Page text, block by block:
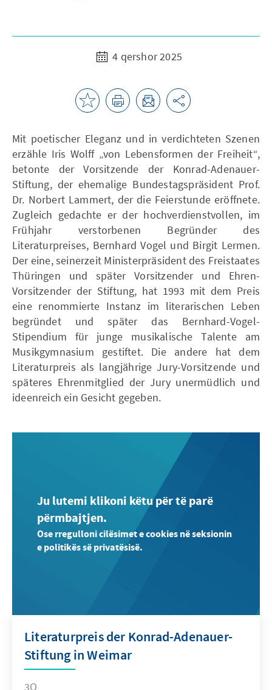
4 qershor 2025
Mit poetischer Eleganz und in verdichteten Szenen
erzähle Iris Wolff „von Lebensformen der Freiheit“,
betonte der Vorsitzende der Konrad-Adenauer-
Stiftung, der ehemalige Bundestagspräsident Prof.
Dr. Norbert Lammert, der die Feierstunde eröffnete.
Zugleich gedachte er der hochverdienstvollen, im
Frühjahr verstorbenen Begründer des
Literaturpreises, Bernhard Vogel und Birgit Lermen.
Der eine, seinerzeit Ministerpräsident des Freistaates
Thüringen und später Vorsitzender und Ehren-
Vorsitzender der Stiftung, hat 1993 mit dem Preis
eine renommierte Instanz im literarischen Leben
begründet und später das Bernhard-Vogel-
Stipendium für junge musikalische Talente am
Musikgymnasium gestiftet. Die andere hat dem
Literaturpreis als langjährige Jury-Vorsitzende und
späteres Ehrenmitglied der Jury unermüdlich und
ideenreich ein Gesicht gegeben.
Ju lutemi klikoni këtu për të parë
përmbajtjen.
Ose rregulloni cilësimet e cookies në seksionin
e politikës së privatësisë.
Literaturpreis der Konrad-Adenauer-
Stiftung in Weimar
3Q